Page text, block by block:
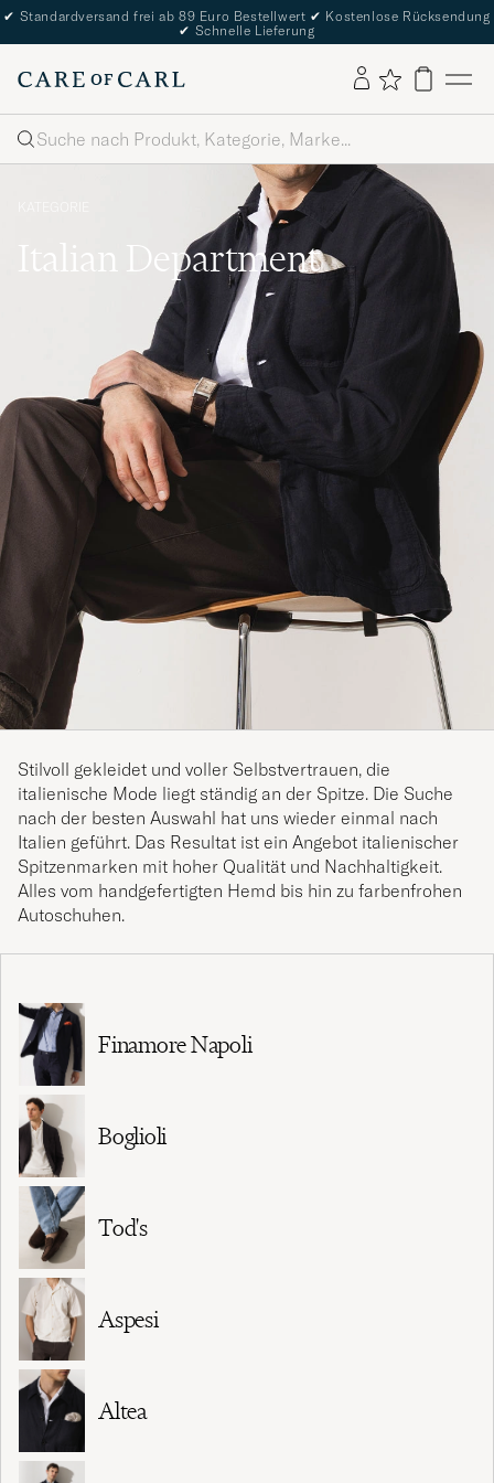
✔ Standardversand frei ab 89 Euro Bestellwert ✔ Kostenlose Rücksendung
✔ Schnelle Lieferung
Suche
Italian Department
Stilvoll gekleidet und voller Selbstvertrauen, die
italienische Mode liegt ständig an der Spitze. Die Suche
nach der besten Auswahl hat uns wieder einmal nach
Italien geführt. Das Resultat ist ein Angebot italienischer
Spitzenmarken mit hoher Qualität und Nachhaltigkeit.
Alles vom handgefertigten Hemd bis hin zu farbenfrohen
Autoschuhen.
Finamore Napoli
Boglioli
Tod's
Aspesi
Altea